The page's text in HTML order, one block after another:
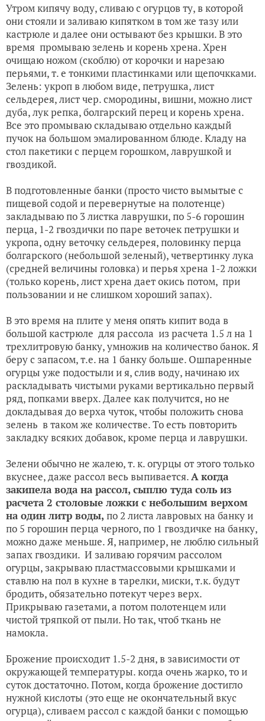
Утром кипячу воду, сливаю с огурцов ту, в которой
они стояли и заливаю кипятком в том же тазу или
кастрюле и далее они остывают без крышки. В это
время промываю зелень и корень хрена. Хрен
очищаю ножом (скоблю) от корочки и нарезаю
перьями, т. е тонкими пластинками или щепочкками.
Зелень: укроп в любом виде, петрушка, лист
сельдерея, лист чер. смородины, вишни, можно лист
дуба, лук репка, болгарский перец и корень хрена.
Все это промываю складываю отдельно каждый
пучок на большом эмалированном блюде. Кладу на
стол пакетики с перцем горошком, лаврушкой и
гвоздикой.
В подготовленные банки (просто чисто вымытые с
пищевой содой и перевернутые на полотенце)
закладываю по 3 листка лаврушки, по 5-6 горошин
перца, 1-2 гвоздички по паре веточек петрушки и
укропа, одну веточку сельдерея, половинку перца
болгарского (небольшой зеленый), четвертинку лука
(средней величины головка) и перья хрена 1-2 ложки
(только корень, лист хрена дает окись потом, при
пользовании и не слишком хороший запах).
В это время на плите у меня опять кипит вода в
большой кастрюле для рассола из расчета 1.5 л на 1
трехлитровую банку, умножив на количество банок. Я
беру с запасом, т.е. на 1 банку больше. Ошпаренные
огурцы уже подостыли и я, слив воду, начинаю их
раскладывать чистыми руками вертикально первый
ряд, попками вверх. Далее как получится, но не
докладывая до верха чуток, чтобы положить снова
зелень в таком же количестве. То есть повторить
закладку всяких добавок, кроме перца и лаврушки.
Зелени обычно не жалею, т. к. огурцы от этого только
вкуснее, даже рассол весь выпивается.А когда
закипела вода на рассол, сыплю туда соль из
расчета 2 столовые ложки с небольшим верхом
на один литр воды, по 2 листа лавровых на банку и
по 5 горошин перца черного, по 1 гвоздичке на банку,
можно даже меньше. Я, например, не люблю сильный
запах гвоздики. И заливаю горячим рассолом
огурцы, закрываю пластмассовыми крышками и
ставлю на пол в кухне в тарелки, миски, т.к. будут
бродить, обязательно потекут через верх.
Прикрываю газетами, а потом полотенцем или
чистой тряпкой от пыли. Но так, чтоб ткань не
намокла.
Брожение происходит 1.5-2 дня, в зависимости от
окружающей температуры. когда очень жарко, то и
суток достаточно. Потом, когда брожение достигло
нужной кислоты (это еще не окончательный вкус
огурца), сливаем рассол с каждой банки с помощью